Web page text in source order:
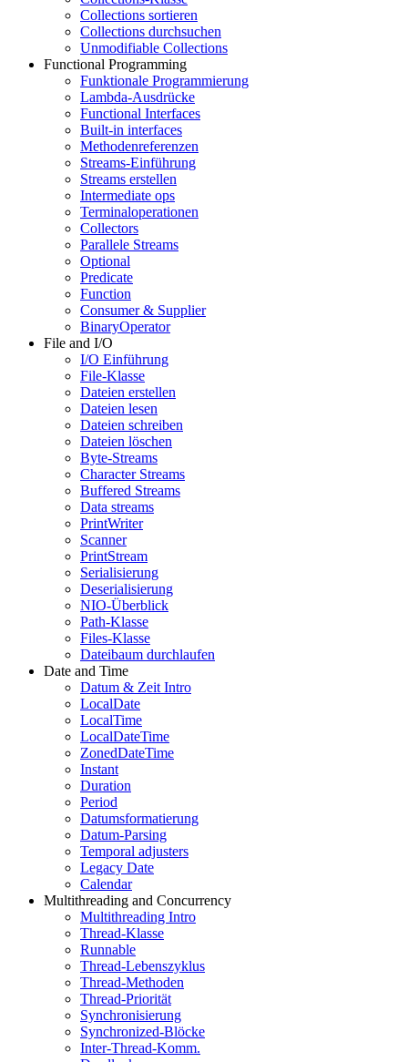
Collections sortieren
Collections durchsuchen
Unmodifiable Collections
Functional Programming
Funktionale Programmierung
Lambda-Ausdrücke
Functional Interfaces
Built-in interfaces
Methodenreferenzen
Streams-Einführung
Streams erstellen
Intermediate ops
Terminaloperationen
Collectors
Parallele Streams
Optional
Predicate
Function
Consumer & Supplier
BinaryOperator
File and I/O
I/O Einführung
File-Klasse
Dateien erstellen
Dateien lesen
Dateien schreiben
Dateien löschen
Byte-Streams
Character Streams
Buffered Streams
Data streams
PrintWriter
Scanner
PrintStream
Serialisierung
Deserialisierung
NIO-Überblick
Path-Klasse
Files-Klasse
Dateibaum durchlaufen
Date and Time
Datum & Zeit Intro
LocalDate
LocalTime
LocalDateTime
ZonedDateTime
Instant
Duration
Period
Datumsformatierung
Datum-Parsing
Temporal adjusters
Legacy Date
Calendar
Multithreading and Concurrency
Multithreading Intro
Thread-Klasse
Runnable
Thread-Lebenszyklus
Thread-Methoden
Thread-Priorität
Synchronisierung
Synchronized-Blöcke
Inter-Thread-Komm.